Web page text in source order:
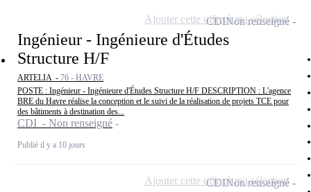
Ingénieur - Ingénieure d'Études
Structure H/F
ARTELIA - 76 - HAVRE
POSTE : Ingénieur - Ingénieure d'Études Structure H/F DESCRIPTION : L'agence
BRE du Havre réalise la conception et le suivi de la réalisation de projets TCE pour
des bâtiments à destination des...
CDI - Non renseigné
Publié il y a 10 jours
CDINon renseigné
Ajouter cette offre à ma sélection
CDINon renseigné
Ajouter cette offre à ma sélection